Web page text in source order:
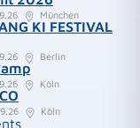
München
KI FESTIVAL
Berlin
Köln
Köln